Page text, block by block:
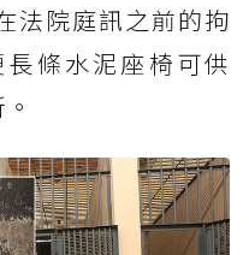
法院庭訊之前的拘
條水泥座椅可供